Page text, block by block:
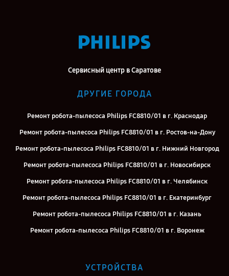
Сервисный центр в Саратове
ДРУГИЕ ГОРОДА
Ремонт робота-пылесоса Philips FC8810/01 в г. Краснодар
Ремонт робота-пылесоса Philips FC8810/01 в г. Ростов-на-Дону
Ремонт робота-пылесоса Philips FC8810/01 в г. Нижний Новгород
Ремонт робота-пылесоса Philips FC8810/01 в г. Новосибирск
Ремонт робота-пылесоса Philips FC8810/01 в г. Челябинск
Ремонт робота-пылесоса Philips FC8810/01 в г. Екатеринбург
Ремонт робота-пылесоса Philips FC8810/01 в г. Казань
Ремонт робота-пылесоса Philips FC8810/01 в г. Воронеж
Ремонт робота-пылесоса Philips FC8810/01 в г. Москва
УСТРОЙСТВА